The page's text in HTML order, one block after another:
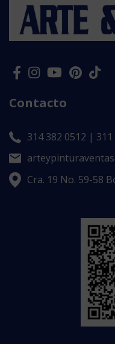
Contacto
314 382 0512 |
Cra. 19 No. 59-58